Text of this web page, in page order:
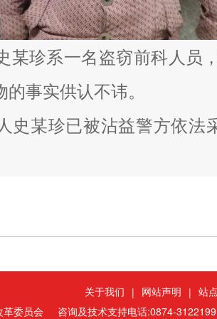
珍系一名盗窃前科人员
事实供认不讳。
某珍已被沾益警方依法
关于我们 | 网站声明 | 站
革委员会
咨询及技术支持电话:0874-3122199